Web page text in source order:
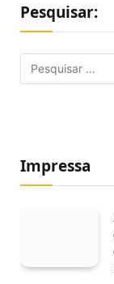
Pesquisar:
Impressa